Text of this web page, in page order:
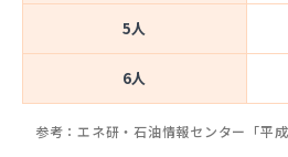
5人
6人
参考：エネ研・石油情報センター「平